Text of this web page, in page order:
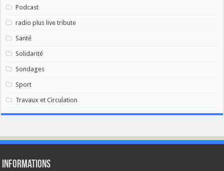
Podcast
radio plus live tribute
Santé
Solidarité
Sondages
Sport
Travaux et Circulation
Informations